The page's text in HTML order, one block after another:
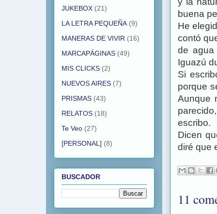
buena
He
contó
de
Iguazú
Si
porque
Aunque
escribo.
Dicen
diré que
11
JUKEBOX (21)
LA LETRA PEQUEÑA (9)
MANERAS DE VIVIR (16)
MARCAPÁGINAS (49)
MIS CLICKS (2)
NUEVOS AIRES (7)
PRISMAS (43)
RELATOS (18)
Te Veo (27)
[PERSONAL] (8)
BUSCADOR